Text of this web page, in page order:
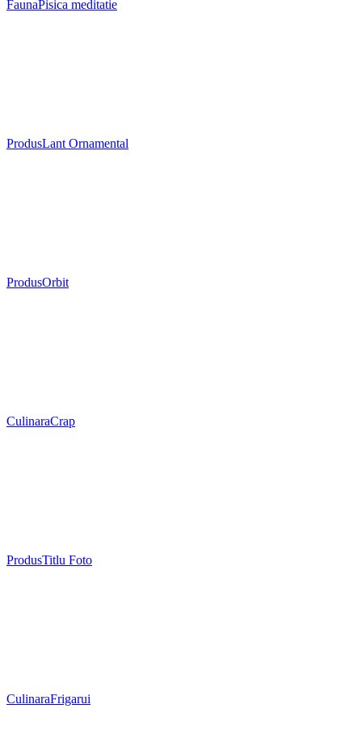
FaunaPisica meditatie
ProdusLant Ornamental
ProdusOrbit
CulinaraCrap
ProdusTitlu Foto
CulinaraFrigarui